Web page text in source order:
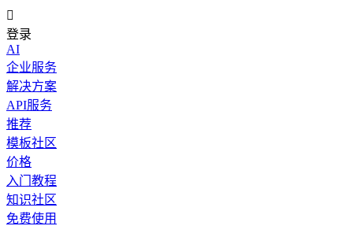

登录
AI
企业服务
解决方案
API服务
推荐
模板社区
价格
入门教程
知识社区
免费使用